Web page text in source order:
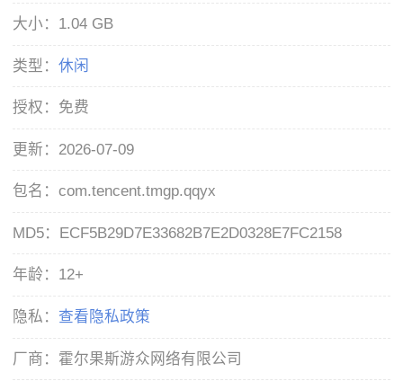
大小： 1.04 GB
类型：休闲
授权： 免费
更新： 2026-07-09
包名：com.tencent.tmgp.qqyx
MD5： ECF5B29D7E33682B7E2D0328E7FC2158
年龄： 12+
隐私： 查看隐私政策
厂商： 霍尔果斯游众网络有限公司